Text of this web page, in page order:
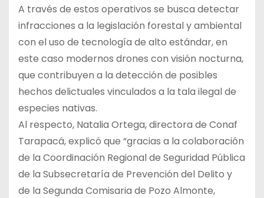
A través de estos operativos se busca detectar
infracciones a la legislación forestal y ambiental
con el uso de tecnología de alto estándar, en
este caso modernos drones con visión nocturna,
que contribuyen a la detección de posibles
hechos delictuales vinculados a la tala ilegal de
especies nativas.
Al respecto, Natalia Ortega, directora de Conaf
Tarapacá, explicó que “gracias a la colaboración
de la Coordinación Regional de Seguridad Pública
de la Subsecretaría de Prevención del Delito y
de la Segunda Comisaria de Pozo Almonte,